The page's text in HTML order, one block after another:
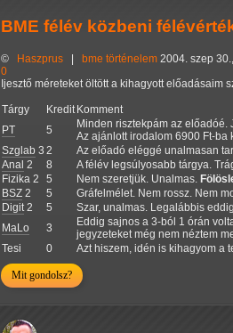
BME félév közbeni
© Haszprus bme történelem 2004. szep
0
Ijesztő méreteket öltött a kihagyott
Tárgy Kredit Komment
PT
5
Minden risztekpám az
Az ajánlott irodalom 6900 Ft-ba
Szglab 3 2
Az előadó eléggé unalmasan
Anal 2 8
A félév legsúlyosabb tárgya.
Fizika 2
5 Nem szeretjük. Unalmas.
BSZ 2 5
Gráfelmélet. Nem rossz. Nem
Digit2 5 Szar, unalmas. Legalábbis
MaLo
3
Eddig sajnos a 3-ból 1 órán
jegyzeteket még nem néztem
Tesi
0 Azt hiszem, idén is kihagyom a
Mit gondolsz?